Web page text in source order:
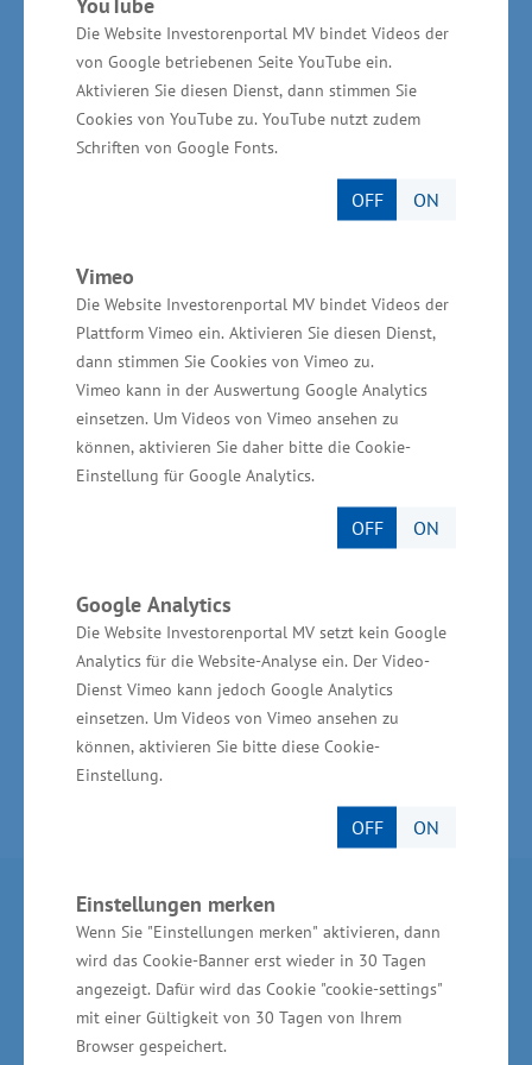
Die Website Investorenportal MV bindet Videos der
von Google betriebenen Seite YouTube ein.
Aktivieren Sie diesen Dienst, dann stimmen Sie
Cookies von YouTube zu. YouTube nutzt zudem
Schriften von Google Fonts.
OFF ON
Vimeo
Die Website Investorenportal MV bindet Videos der
Plattform Vimeo ein. Aktivieren Sie diesen Dienst,
dann stimmen Sie Cookies von Vimeo zu.
Vimeo kann in der Auswertung Google Analytics
einsetzen. Um Videos von Vimeo ansehen zu
können, aktivieren Sie daher bitte die Cookie-
Einstellung für Google Analytics.
OFF ON
Google Analytics
Die Website Investorenportal MV setzt kein Google
Analytics für die Website-Analyse ein. Der Video-
Dienst Vimeo kann jedoch Google Analytics
einsetzen. Um Videos von Vimeo ansehen zu
können, aktivieren Sie bitte diese Cookie-
Einstellung.
OFF ON
Einstellungen merken
Wenn Sie "Einstellungen merken" aktivieren, dann
wird das Cookie-Banner erst wieder in 30 Tagen
angezeigt. Dafür wird das Cookie "cookie-settings"
mit einer Gültigkeit von 30 Tagen von Ihrem
Browser gespeichert.
produziert Rollen- und Kugeldrehverbindungen
sowie Zahnkränze (22 Arbeitsplätze). Die
Deutsche Bogenn GmbH, eine Tochterfirma der
türkischen MIR Technologie Holding, baut im
Fährhafen Sassnitz-Mukran ein neues Werk zur
Herstellung von Rohren (65 Arbeitsplätze).
Potential der jungen wirtschaftlichen Bereiche
nutzen
„Wir müssen sowohl unsere wirtschaftlich
entwickelten Bereiche wie das verarbeitende
Gewerbe, die Ernährungswirtschaft, den Handel,
den Tourismus sowie das Handwerk weiter
unterstützen. Vielfältige Chancen liegen auch in
die Gesundheitswirtschaft sowie Forschung,
Entwicklung und Innovation“, so Glawe
abschließend.
Partner im Land
Ministerium für Wirtschaft, Infrastruktur,
Tourismus und Arbeit Mecklenburg-Vorpommern
Invest in MV - Wirtschaftsfördergesellschaft des